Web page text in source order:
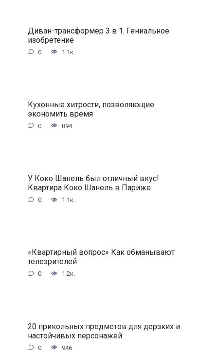
Диван-трансформер 3 в 1. Гениальное
изобретение
0 1.1к.
Кухонные хитрости, позволяющие
экономить время
0 894
У Коко Шанель был отличный вкус!
Квартира Коко Шанель в Париже
0 1.1к.
«Квартирный вопрос» Как обманывают
телезрителей
0 1.2к.
20 прикольных предметов для дерзких и
настойчивых персонажей
0 946